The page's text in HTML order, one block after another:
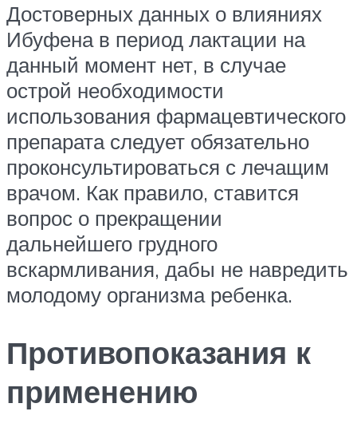
Достоверных данных о влияниях
Ибуфена в период лактации на
данный момент нет, в случае
острой необходимости
использования фармацевтического
препарата следует обязательно
проконсультироваться с лечащим
врачом. Как правило, ставится
вопрос о прекращении
дальнейшего грудного
вскармливания, дабы не навредить
молодому организма ребенка.
Противопоказания к
применению